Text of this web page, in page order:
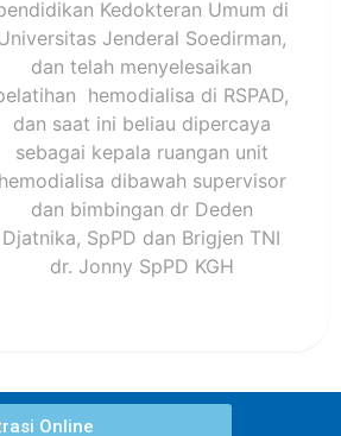
Kedokteran Umum di
Jenderal Soedirman,
dan telah menyelesaikan
hemodialisa di RSPAD,
dan saat ini beliau dipercaya
sebagai kepala ruangan unit
hemodialisa dibawah supervisor
dan bimbingan dr Deden
Djatnika, SpPD dan Brigjen TNI
dr. Jonny SpPD KGH
Online